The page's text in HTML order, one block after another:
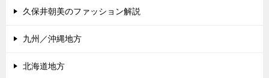
久保井朝美のファッション解説
九州／沖縄地方
北海道地方